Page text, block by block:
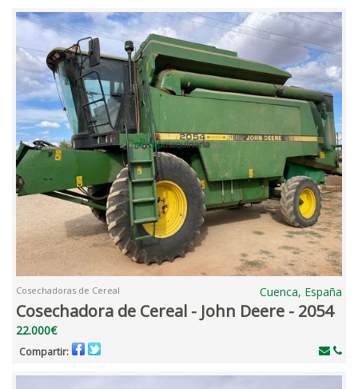
Cosechadoras de Cereal Cuenca, España
Cosechadora de Cereal - John Deere - 2054
22.000€
Compartir: